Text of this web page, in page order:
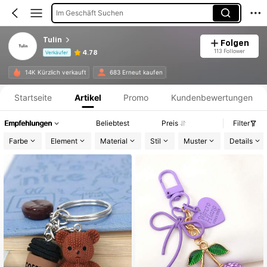
Im Geschäft Suchen
Tulin
Verkäufer 4.78
Folgen
113 Follower
14K Kürzlich verkauft 683 Erneut kaufen
Produktinformation: Preisangabe, Verkaufs- und Lagerbestandsdetails.
Startseite Artikel Promo Kundenbewertungen
Empfehlungen Beliebtest Preis
Filter
Farbe
Element Material Stil Muster Details